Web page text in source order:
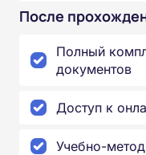
После
Полный
документов
Доступ к
Учебно-